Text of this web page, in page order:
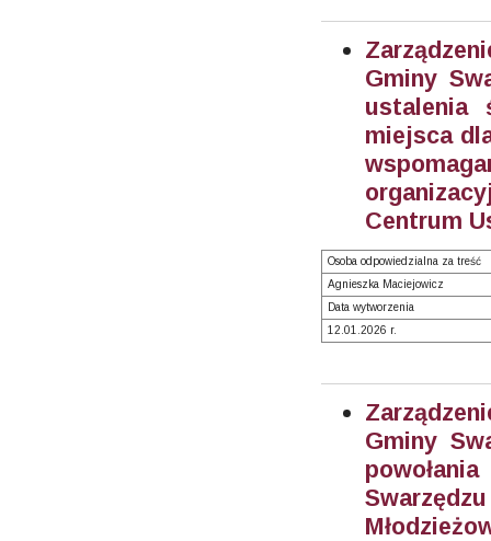
Gminy
ustalenia
miejsca
Centrum
Osoba odpowiedzialna za treść
Agnieszka Maciejowicz
Data wytworzenia
12.01.2026 r.
Gminy